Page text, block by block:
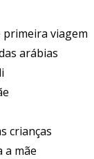
primeira viagem
arábias
crianças
a mãe